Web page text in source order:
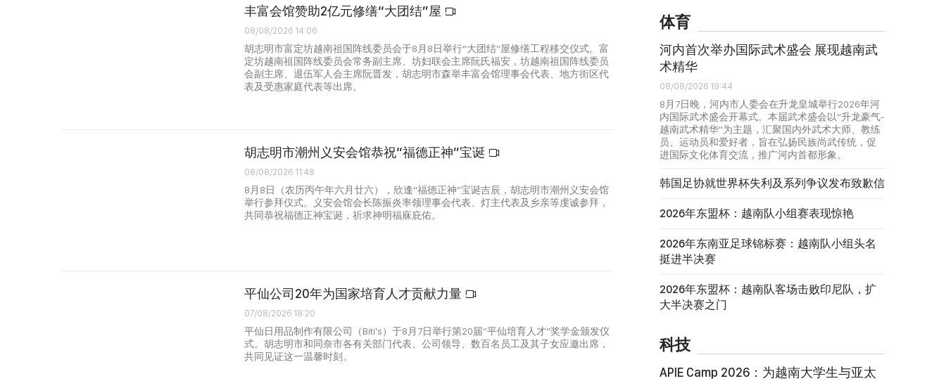
丰富会馆赞助2亿元修缮“大团结”屋
08/08/2026 14:06
胡志明市富定坊越南祖国阵线委员会于8月8日举行“大团结”屋修缮工程移交仪式。富
定坊越南祖国阵线委员会常务副主席、坊妇联会主席阮氏福安，坊越南祖国阵线委员
会副主席、退伍军人会主席阮晋发，胡志明市森举丰富会馆理事会代表、地方街区代
表及受惠家庭代表等出席。
胡志明市潮州义安会馆恭祝“福德正神”宝诞
08/08/2026 11:48
8月8日（农历丙午年六月廿六），欣逢“福德正神”宝诞吉辰，胡志明市潮州义安会馆
举行参拜仪式。义安会馆会长陈振炎率领理事会代表、灯主代表及乡亲等虔诚参拜，
共同恭祝福德正神宝诞，祈求神明福庥庇佑。
平仙公司20年为国家培育人才贡献力量
07/08/2026 18:20
平仙日用品制作有限公司（Biti's）于8月7日举行第20届“平仙培育人才”奖学金颁发仪
式。胡志明市和同奈市各有关部门代表、公司领导、数百名员工及其子女应邀出席，
共同见证这一温馨时刻。
体育
河内首次举办国际武术盛会 展现越南武
术精华
08/08/2026 19:44
8月7日晚，河内市人委会在升龙皇城举行2026年河
内国际武术盛会开幕式。本届武术盛会以“升龙豪气-
越南武术精华”为主题，汇聚国内外武术大师、教练
员、运动员和爱好者，旨在弘扬民族尚武传统，促
进国际文化体育交流，推广河内首都形象。
韩国足协就世界杯失利及系列争议发布致歉信
2026年东盟杯：越南队小组赛表现惊艳
2026年东南亚足球锦标赛：越南队小组头名
挺进半决赛
2026年东盟杯：越南队客场击败印尼队，扩
大半决赛之门
科技
APIE Camp 2026：为越南大学生与亚太